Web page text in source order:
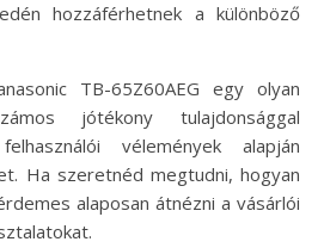
hozzáférhetnek a különböző
TB-65Z60AEG egy olyan
jótékony tulajdonsággal
vélemények alapján
Ha szeretnéd megtudni, hogyan
alaposan átnézni a vásárlói